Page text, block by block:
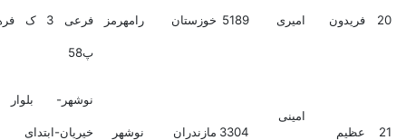
فریدون امیری 5189 خوزستان رامهرمز فرعی 3 ک فرهاد ملا
عظیم مازندران نوشهر
نوشهر- بلوار شهید
خیریان-ابتدای خیابان